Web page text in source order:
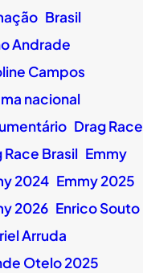
Brasil
Andrade
Campos
nacional
Drag Race
Race Brasil Emmy
2024 Emmy 2025
2026 Enrico Souto
Arruda
Otelo 2025